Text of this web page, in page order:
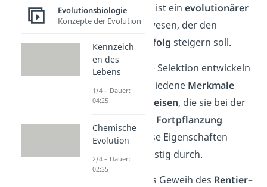
Sexuelle Selektion ist einevolutionärer
Prozessbei Lebewesen, der den
Fortpflanzungserfolg steigern soll.
Durch die sexuelle Selektion entwickeln
Lebewesen verschiedene Merkmale
oderVerhaltensweisen, die sie bei der
Fortpflanzung
unterstützen. Diese Eigenschaften
setzen sich langfristig durch.
ist das Geweih des Rentier–
Evolutionsbiologie
Konzepte der Evolution
Kennzeich
en des
Lebens
1/4 – Dauer:
04:25
Chemische
Evolution
2/4 – Dauer:
02:35